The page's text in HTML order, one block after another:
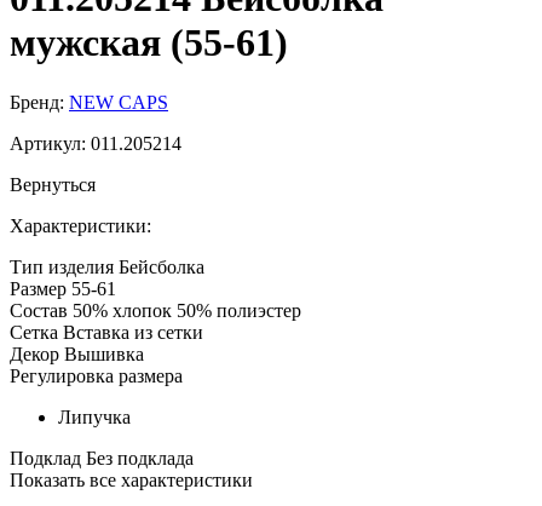
мужская (55-61)
Бренд: NEW CAPS
Артикул: 011.205214
Вернуться
Характеристики:
Тип изделия Бейсболка
Размер 55-61
Состав 50% хлопок 50% полиэстер
Сетка Вставка из сетки
Декор Вышивка
Регулировка размера
Липучка
Подклад Без подклада
Показать все характеристики